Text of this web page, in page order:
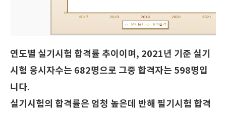
연도별 실기시험 합격률 추이이며, 2021년 기준 실기
시험 응시자수는 682명으로 그중 합격자는 598명입
니다.
실기시험의 합격률은 엄청 높은데 반해 필기시험 합격